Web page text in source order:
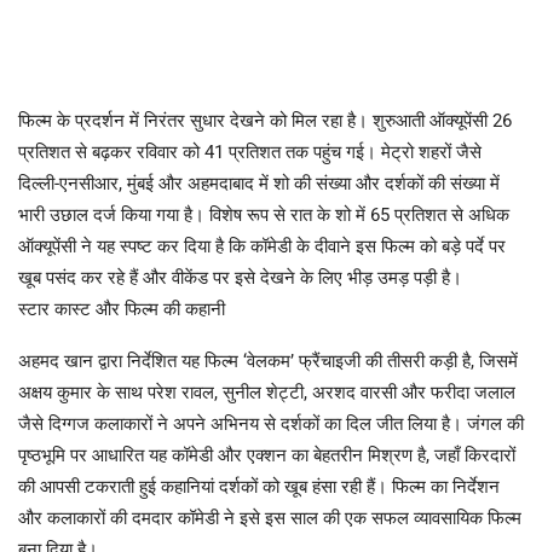
फिल्म के प्रदर्शन में निरंतर सुधार देखने को मिल रहा है। शुरुआती ऑक्यूपेंसी 26
प्रतिशत से बढ़कर रविवार को 41 प्रतिशत तक पहुंच गई। मेट्रो शहरों जैसे
दिल्ली-एनसीआर, मुंबई और अहमदाबाद में शो की संख्या और दर्शकों की संख्या में
भारी उछाल दर्ज किया गया है। विशेष रूप से रात के शो में 65 प्रतिशत से अधिक
ऑक्यूपेंसी ने यह स्पष्ट कर दिया है कि कॉमेडी के दीवाने इस फिल्म को बड़े पर्दे पर
खूब पसंद कर रहे हैं और वीकेंड पर इसे देखने के लिए भीड़ उमड़ पड़ी है।
स्टार कास्ट और फिल्म की कहानी
अहमद खान द्वारा निर्देशित यह फिल्म ‘वेलकम’ फ्रैंचाइजी की तीसरी कड़ी है, जिसमें
अक्षय कुमार के साथ परेश रावल, सुनील शेट्टी, अरशद वारसी और फरीदा जलाल
जैसे दिग्गज कलाकारों ने अपने अभिनय से दर्शकों का दिल जीत लिया है। जंगल की
पृष्ठभूमि पर आधारित यह कॉमेडी और एक्शन का बेहतरीन मिश्रण है, जहाँ किरदारों
की आपसी टकराती हुई कहानियां दर्शकों को खूब हंसा रही हैं। फिल्म का निर्देशन
और कलाकारों की दमदार कॉमेडी ने इसे इस साल की एक सफल व्यावसायिक फिल्म